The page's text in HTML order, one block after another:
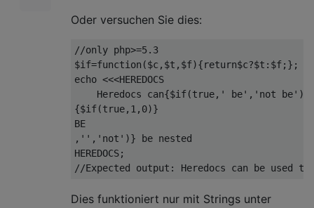
Oder versuchen Sie dies:
//only php>=5.3
$if=function($c,$t,$f){return$c?$t:$f;};
echo <<<HEREDOCS
Heredocs can{$if(true,' be','not
{$if(true,1,0)}
BE
,'','not')} be nested
HEREDOCS;
Dies funktioniert nur mit Strings unter